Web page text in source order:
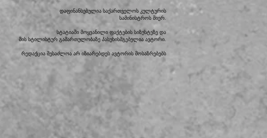
დაფინანსებულია საქართველოს კულტურის
სამინისტროს მიერ.
სტატიაში მოყვანილი ფაქტების სიზუსტეზე და
მის სტილისტურ გამართულობაზე პასუხისმგებელია ავტორი.
რედაქცია შესაძლოა არ იზიარებდეს ავტორის მოსაზრებებს